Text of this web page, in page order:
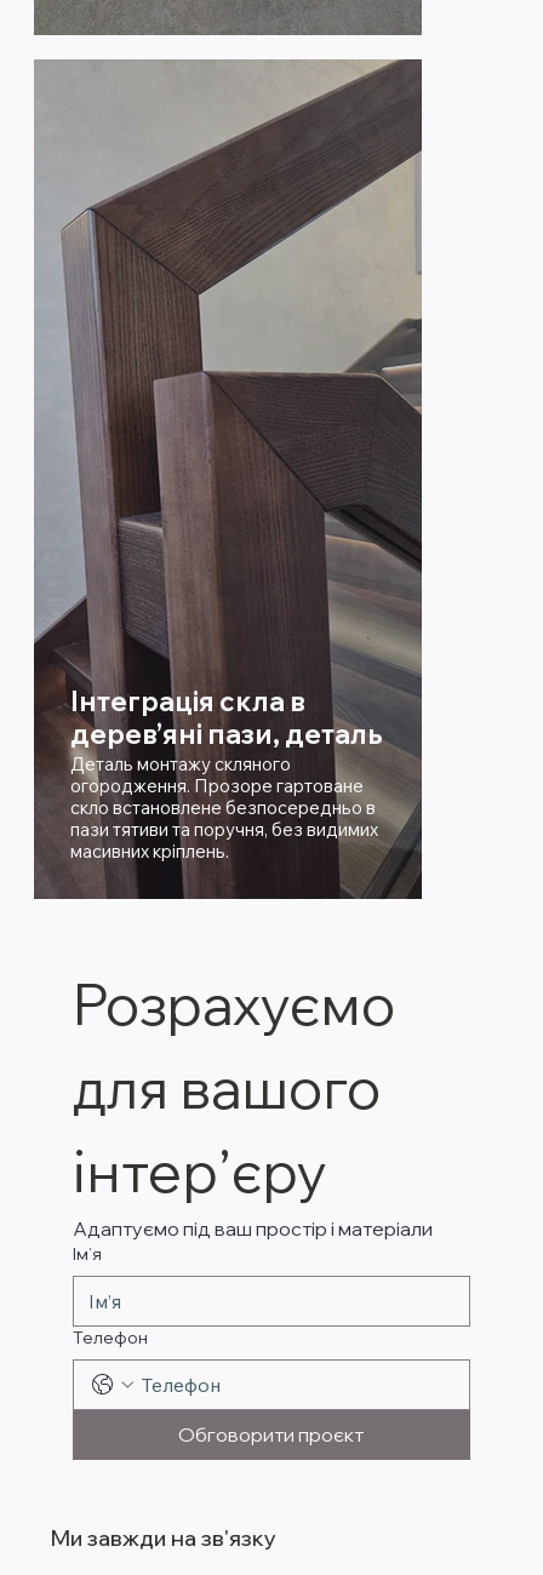
Інтеграція скла в
дерев’яні пази, деталь
Деталь монтажу скляного
огородження. Прозоре гартоване
скло встановлене безпосередньо в
пази тятиви та поручня, без видимих
масивних кріплень.
Розрахуємо
для вашого
інтер’єру
Адаптуємо під ваш простір і матеріали
Ім’я
Телефон
Обговорити проєкт
Ми завжди на зв'язку